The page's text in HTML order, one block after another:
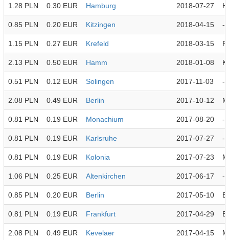
1.28 PLN 0.30 EUR Hamburg 2018-07-27
0.85 PLN 0.20 EUR Kitzingen 2018-04-15 -
1.15 PLN 0.27 EUR Krefeld 2018-03-15
2.13 PLN 0.50 EUR Hamm 2018-01-08
0.51 PLN 0.12 EUR Solingen 2017-11-03 -
2.08 PLN 0.49 EUR Berlin 2017-10-12
0.81 PLN 0.19 EUR Monachium 2017-08-20 -
0.81 PLN 0.19 EUR Karlsruhe 2017-07-27 -
0.81 PLN 0.19 EUR Kolonia 2017-07-23
1.06 PLN 0.25 EUR Altenkirchen 2017-06-17 -
0.85 PLN 0.20 EUR Berlin 2017-05-10
0.81 PLN 0.19 EUR Frankfurt 2017-04-29
2.08 PLN 0.49 EUR Kevelaer 2017-04-15